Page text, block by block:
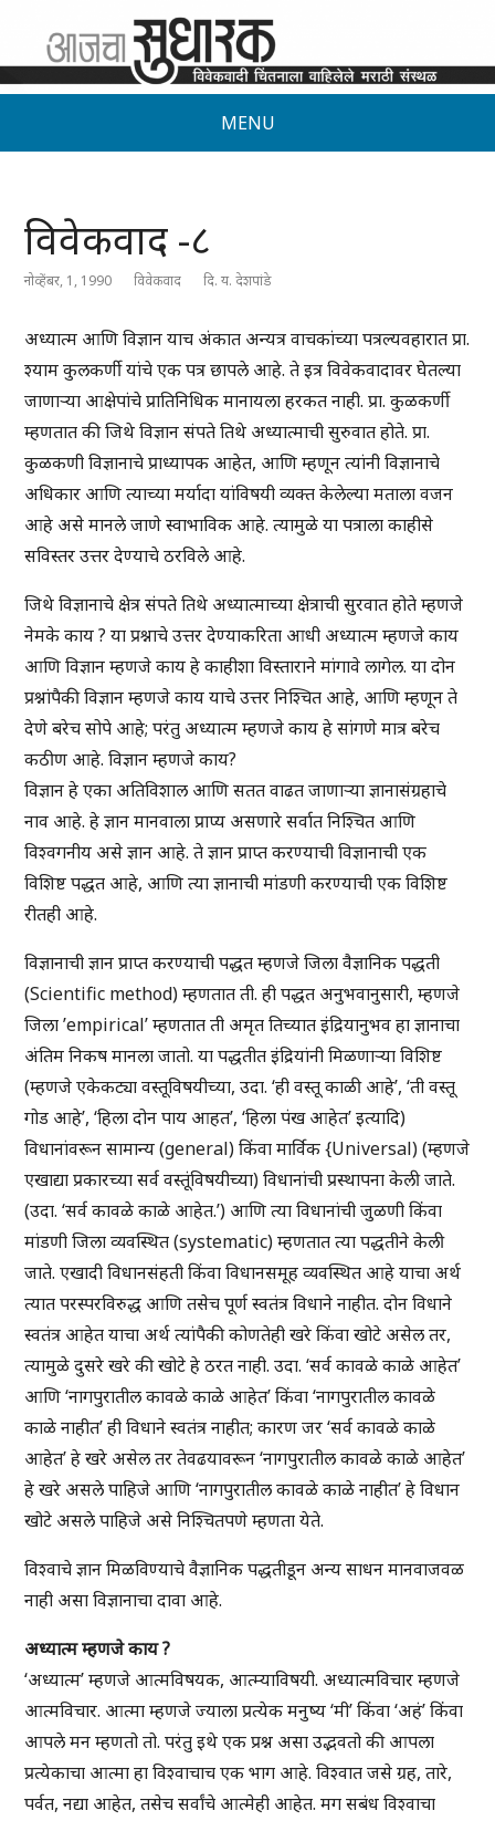
MENU
विवेकवाद -८
नोव्हेंबर, 1, 1990 विवेकवाद दि. य. देशपांडे
अध्यात्म आणि विज्ञान याच अंकात अन्यत्र वाचकांच्या पत्रल्यवहारात प्रा.
श्याम कुलकर्णी यांचे एक पत्र छापले आहे. ते इत्र विवेकवादावर घेतल्या
जाणार्‍या आक्षेपांचे प्रातिनिधिक मानायला हरकत नाही. प्रा. कुळकर्णी
म्हणतात की जिथे विज्ञान संपते तिथे अध्यात्माची सुरुवात होते. प्रा.
कुळकणी विज्ञानाचे प्राध्यापक आहेत, आणि म्हणून त्यांनी विज्ञानाचे
अधिकार आणि त्याच्या मर्यादा यांविषयी व्यक्त केलेल्या मताला वजन
आहे असे मानले जाणे स्वाभाविक आहे. त्यामुळे या पत्राला काहीसे
सविस्तर उत्तर देण्याचे ठरविले आहे.
जिथे विज्ञानाचे क्षेत्र संपते तिथे अध्यात्माच्या क्षेत्राची सुरवात होते म्हणजे
नेमके काय ? या प्रश्नाचे उत्तर देण्याकरिता आधी अध्यात्म म्हणजे काय
आणि विज्ञान म्हणजे काय हे काहीशा विस्ताराने मांगावे लागेल. या दोन
प्रश्नांपैकी विज्ञान म्हणजे काय याचे उत्तर निश्चित आहे, आणि म्हणून ते
देणे बरेच सोपे आहे; परंतु अध्यात्म म्हणजे काय हे सांगणे मात्र बरेच
कठीण आहे. विज्ञान म्हणजे काय?
विज्ञान हे एका अतिविशाल आणि सतत वाढत जाणार्‍या ज्ञानासंग्रहाचे
नाव आहे. हे ज्ञान मानवाला प्राप्य असणारे सर्वात निश्चित आणि
विश्वगनीय असे ज्ञान आहे. ते ज्ञान प्राप्त करण्याची विज्ञानाची एक
विशिष्ट पद्धत आहे, आणि त्या ज्ञानाची मांडणी करण्याची एक विशिष्ट
रीतही आहे.
विज्ञानाची ज्ञान प्राप्त करण्याची पद्धत म्हणजे जिला वैज्ञानिक पद्धती
(Scientific method) म्हणतात ती. ही पद्धत अनुभवानुसारी, म्हणजे
जिला ’empirical’ म्हणतात ती अमृत तिच्यात इंद्रियानुभव हा ज्ञानाचा
अंतिम निकष मानला जातो. या पद्धतीत इंद्रियांनी मिळणार्‍या विशिष्ट
(म्हणजे एकेकट्या वस्तूविषयीच्या, उदा. ‘ही वस्तू काळी आहे’, ‘ती वस्तू
गोड आहे’, ‘हिला दोन पाय आहत’, ‘हिला पंख आहेत’ इत्यादि)
विधानांवरून सामान्य (general) किंवा मार्विक {Universal) (म्हणजे
एखाद्या प्रकारच्या सर्व वस्तूंविषयीच्या) विधानांची प्रस्थापना केली जाते.
(उदा. ‘सर्व कावळे काळे आहेत.’) आणि त्या विधानांची जुळणी किंवा
मांडणी जिला व्यवस्थित (systematic) म्हणतात त्या पद्धतीने केली
जाते. एखादी विधानसंहती किंवा विधानसमूह व्यवस्थित आहे याचा अर्थ
त्यात परस्परविरुद्ध आणि तसेच पूर्ण स्वतंत्र विधाने नाहीत. दोन विधाने
स्वतंत्र आहेत याचा अर्थ त्यांपैकी कोणतेही खरे किंवा खोटे असेल तर,
त्यामुळे दुसरे खरे की खोटे हे ठरत नाही. उदा. ‘सर्व कावळे काळे आहेत’
आणि ‘नागपुरातील कावळे काळे आहेत’ किंवा ‘नागपुरातील कावळे
काळे नाहीत’ ही विधाने स्वतंत्र नाहीत; कारण जर ‘सर्व कावळे काळे
आहेत’ हे खरे असेल तर तेवढयावरून ‘नागपुरातील कावळे काळे आहेत’
हे खरे असले पाहिजे आणि ‘नागपुरातील कावळे काळे नाहीत’ हे विधान
खोटे असले पाहिजे असे निश्चितपणे म्हणता येते.
विश्वाचे ज्ञान मिळविण्याचे वैज्ञानिक पद्धतीडून अन्य साधन मानवाजवळ
नाही असा विज्ञानाचा दावा आहे.
अध्यात्म म्हणजे काय ?
‘अध्यात्म’ म्हणजे आत्मविषयक, आत्म्याविषयी. अध्यात्मविचार म्हणजे
आत्मविचार. आत्मा म्हणजे ज्याला प्रत्येक मनुष्य ‘मी’ किंवा ‘अहं’ किंवा
आपले मन म्हणतो तो. परंतु इथे एक प्रश्न असा उद्भवतो की आपला
प्रत्येकाचा आत्मा हा विश्वाचाच एक भाग आहे. विश्वात जसे ग्रह, तारे,
पर्वत, नद्या आहेत, तसेच सर्वांचे आत्मेही आहेत. मग सबंध विश्वाचा